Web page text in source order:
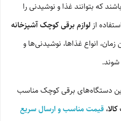
که بتوانند غذا و نوشیدنی را
از لوازم برقی کوچک آشپزخانه
انواع غذاها، نوشیدنی‌ها و
دستگاه‌های برقی کوچک مناسب
قیمت مناسب و ارسال سریع